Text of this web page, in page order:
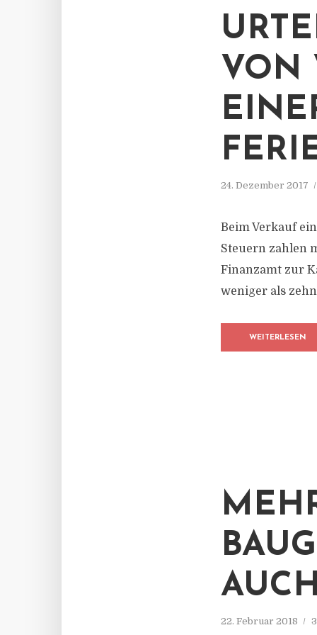
VON
24. Dezember 2017
Beim Verkauf
Steuern zahlen
Finanzamt zur
weniger als
WEITERLESEN
22. Februar 2018